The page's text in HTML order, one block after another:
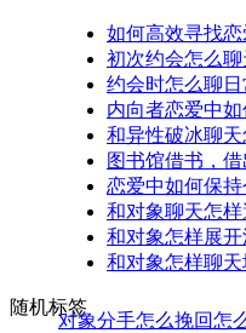
如何高效寻找恋
初次约会怎么聊
约会时怎么聊日
内向者恋爱中如
和异性破冰聊
图书馆借书，
恋爱中如何保持
和对象聊天怎样
和对象怎样展开
和对象怎样聊天
随机标签
对象分手怎么挽回怎